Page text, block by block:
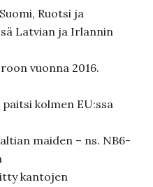
Ruotsi ja
Latvian ja Irlannin
vuonna 2016.
kolmen EU:ssa
maiden – ns. NB6-
kantojen